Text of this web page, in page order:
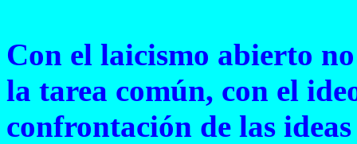
Con el laicismo abierto
la tarea común, con el
confrontación de las